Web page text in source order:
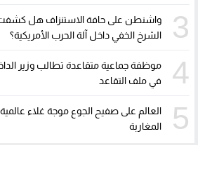
3
واشنطن على حافة
الشرخ الخفي داخل آلة الحرب الأمريكية؟
4
موظفة جماعية متقاعدة تطالب وزير
في ملف التقاعد
5
المغاربة